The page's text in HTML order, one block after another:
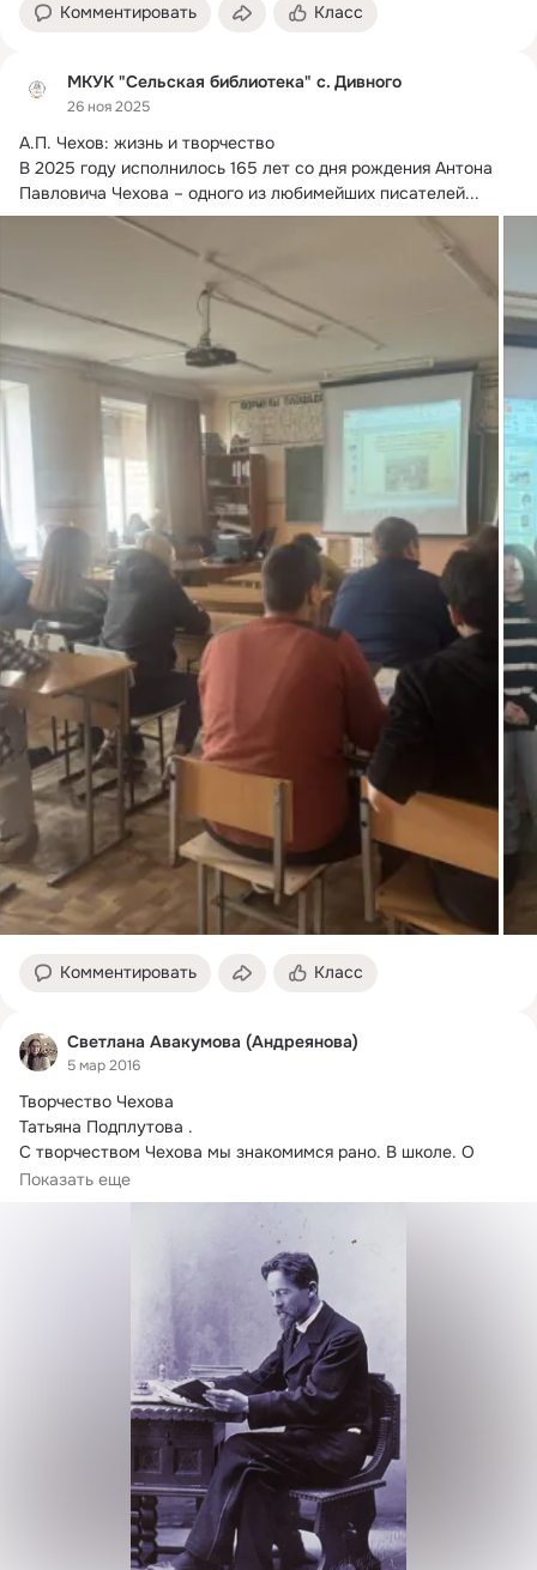
Комментировать Класс
МКУК "Сельская библиотека" с. Дивного
26 ноя 2025
А.П. Чехов: жизнь и творчество
В 2025 году исполнилось 165 лет со дня рождения Антона
Павловича Чехова – одного из любимейших писателей...
Комментировать Класс
Светлана Авакумова (Андреянова)
5 мар 2016
Творчество Чехова
Татьяна Подплутова .
С творчеством Чехова мы знакомимся рано. В школе. О
Чехове сказано как будто все. Но многое...
Показать еще